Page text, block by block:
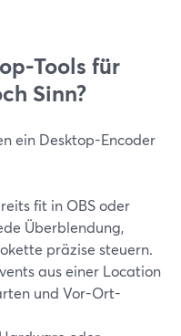
Tools für
Sinn?
ein Desktop-Encoder
fit in OBS oder
Überblendung,
präzise steuern.
aus einer Location
und Vor-Ort-